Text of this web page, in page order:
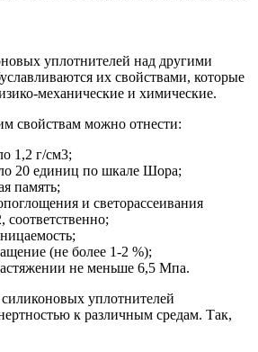
уплотнителей над другими
их свойствами, которые
механические и химические.
свойствам можно отнести:
1,2 г/см3;
20 единиц по шкале Шора;
память;
и светорассеивания
соответственно;
(не более 1-2 %);
не меньше 6,5 Мпа.
уплотнителей
к различным средам. Так,